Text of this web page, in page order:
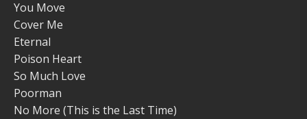
You Move
Cover Me
Eternal
Poison Heart
So Much Love
Poorman
No More (This is the Last Time)